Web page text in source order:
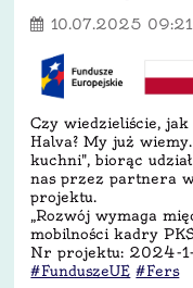
10.07.2025 09:21
Czy wiedzieliście,
Halva? My już
kuchni", biorąc
nas przez partnera
projektu.
„Rozwój wymaga
mobilności kadry
Nr projektu: 2024-
#FunduszeUE #Fers